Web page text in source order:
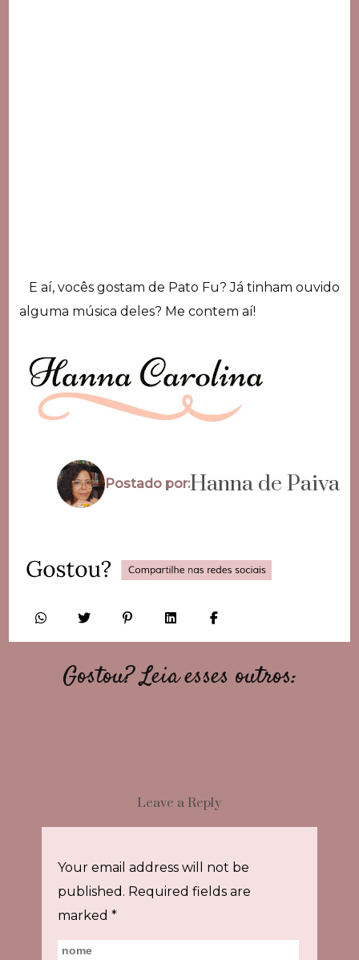
E aí, vocês gostam de Pato Fu? Já tinham ouvido
alguma música deles? Me contem aí!
Postado por:Hanna de Paiva
Gostou? Leia esses outros:
Leave a Reply
Your email address will not be
published. Required fields are
marked *